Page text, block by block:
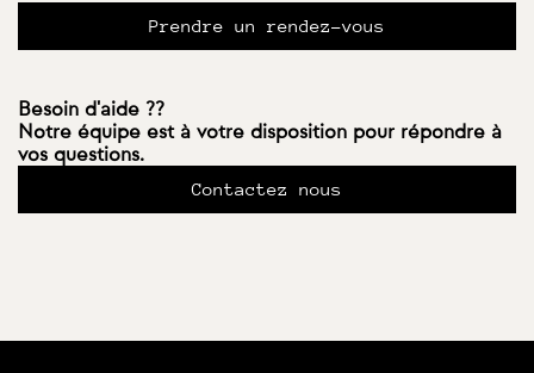
Prendre un rendez-vous
Besoin d'aide ??
Notre équipe est à votre disposition pour répondre à
vos questions.
Contactez nous